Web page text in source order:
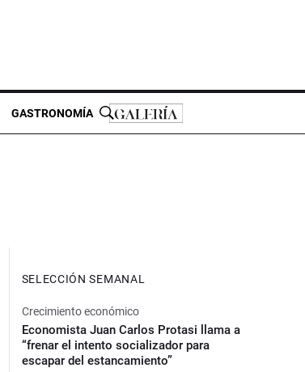
GASTRONOMÍA
SELECCIÓN SEMANAL
Crecimiento económico
Economista Juan Carlos Protasi llama a
“frenar el intento socializador para
escapar del estancamiento”